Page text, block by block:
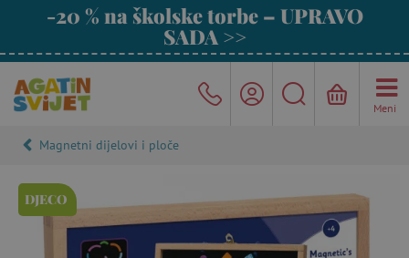
-20 % na školske torbe – UPRAVO
SADA >>
Meni
Magnetni dijelovi i ploče
DJECO